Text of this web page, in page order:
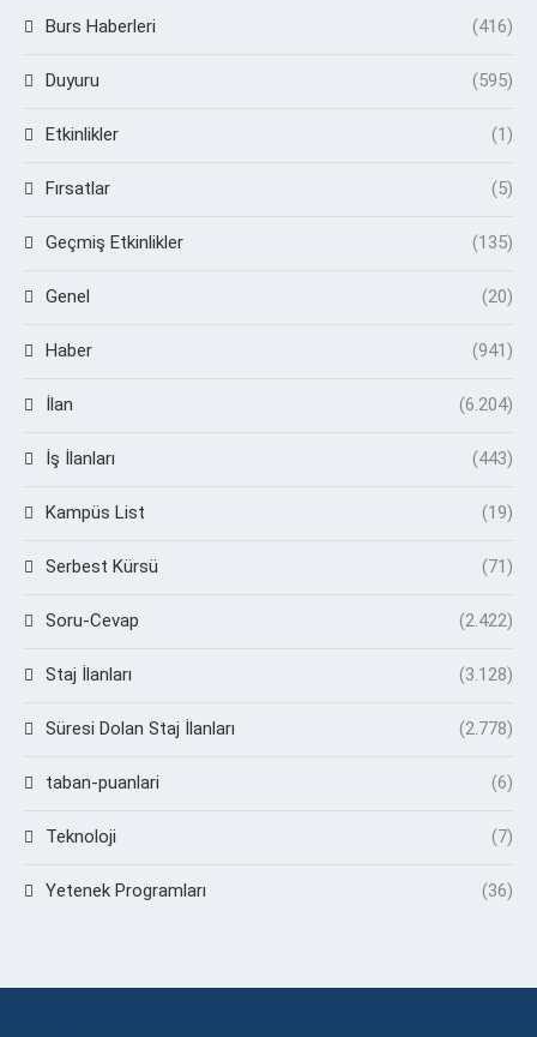
Burs Haberleri (416)
Duyuru (595)
Etkinlikler (1)
Fırsatlar (5)
Geçmiş Etkinlikler (135)
Genel (20)
Haber (941)
İlan (6.204)
İş İlanları (443)
Kampüs List (19)
Serbest Kürsü (71)
Soru-Cevap (2.422)
Staj İlanları (3.128)
Süresi Dolan Staj İlanları (2.778)
taban-puanlari (6)
Teknoloji (7)
Yetenek Programları (36)